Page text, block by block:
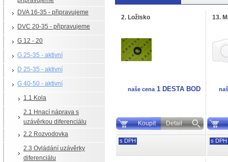
DVA 16-35 - připravujeme
DVC 20-35 - připravujeme
G 12 - 20
G 25-35 - aktivní
D 25-35 - aktivní
G 40-50 - aktivní
1.1 Kola
2.1 Hnací náprava s
uzávěrkou diferenciálu
2.2 Rozvodovka
2.3 Ovládání uzávěrky
diferenciálu
2. Ložisko
naše cena1 DESTA BOD
Koupit Detail
s DPH
13.
s DPH